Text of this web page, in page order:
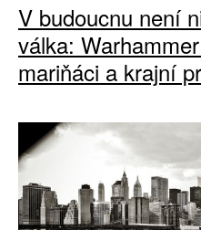
V budoucnu není
válka:
mariňáci a krajní